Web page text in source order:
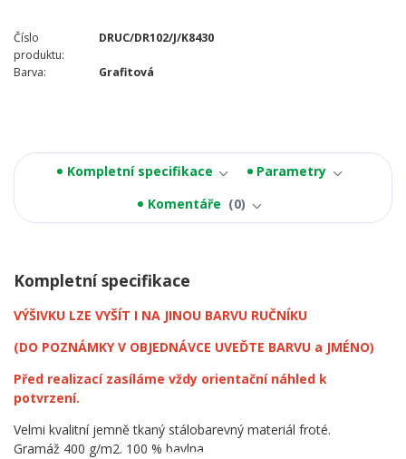
Číslo
produktu:
DRUC/DR102/J/K8430
Barva: Grafitová
Kompletní specifikace
Parametry
Komentáře
0
Kompletní specifikace
VÝŠIVKU LZE VYŠÍT I NA JINOU BARVU RUČNÍKU
(DO POZNÁMKY V OBJEDNÁVCE UVEĎTE BARVU a JMÉNO)
Před realizací zasíláme vždy orientační náhled k
potvrzení.
Velmi kvalitní jemně tkaný stálobarevný materiál froté.
Gramáž 400 g/m2. 100 % bavlna.